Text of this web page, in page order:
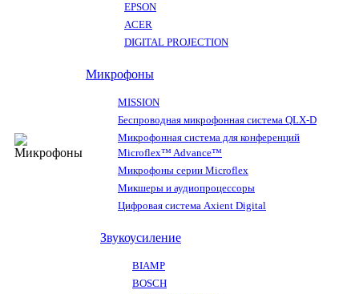
EPSON
ACER
DIGITAL PROJECTION
Микрофоны
MISSION
Беспроводная микрофонная система QLX-D
Микрофонная система для конференций
Microflex™ Advance™
Микрофоны серии Microflex
Микшеры и аудиопроцессоры
Цифровая система Axient Digital
Звукоусиление
BIAMP
BOSCH